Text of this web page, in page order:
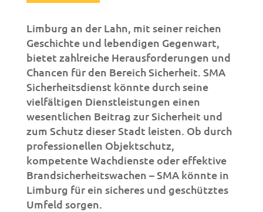
Limburg an der Lahn, mit seiner reichen
Geschichte und lebendigen Gegenwart,
bietet zahlreiche Herausforderungen und
Chancen für den Bereich Sicherheit. SMA
Sicherheitsdienst könnte durch seine
vielfältigen Dienstleistungen einen
wesentlichen Beitrag zur Sicherheit und
zum Schutz dieser Stadt leisten. Ob durch
professionellen Objektschutz,
kompetente Wachdienste oder effektive
Brandsicherheitswachen – SMA könnte in
Limburg für ein sicheres und geschütztes
Umfeld sorgen.